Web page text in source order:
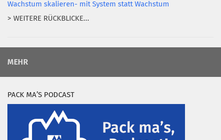
Wachstum skalieren- mit System statt Wachstum
> WEITERE RÜCKBLICKE...
MEHR
PACK MA’S PODCAST